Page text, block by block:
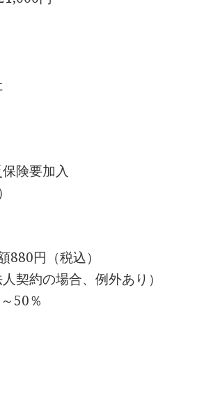
要加入
円（税込）
約の場合、例外あり）
50％